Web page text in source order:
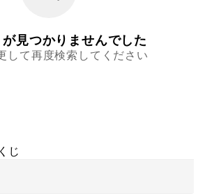
が見つかりませんでした
して再度検索してください
じ